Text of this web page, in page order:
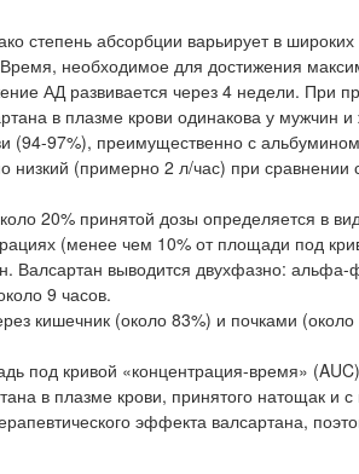
степень абсорбции варьирует в
необходимое для достижения
АД развивается через 4 недели. При
в плазме крови одинакова у мужчин
(94-97%), преимущественно с
низкий (примерно 2 л/час) при
20% принятой дозы определяется в
(менее чем 10% от площади под
Валсартан выводится двухфазно:
9 часов.
кишечник (около 83%) и почками
под кривой «концентрация-время»
в плазме крови, принятого натощак
эффекта валсартана,